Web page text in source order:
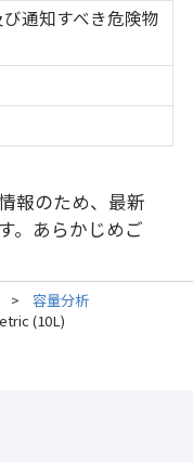
通知すべき危険物
報のため、最新
。あらかじめご
> 容量分析
(10L)